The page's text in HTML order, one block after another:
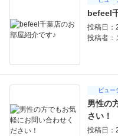
befeel
投稿日：
投稿者：
ビュー
男性の
さい！
投稿日：